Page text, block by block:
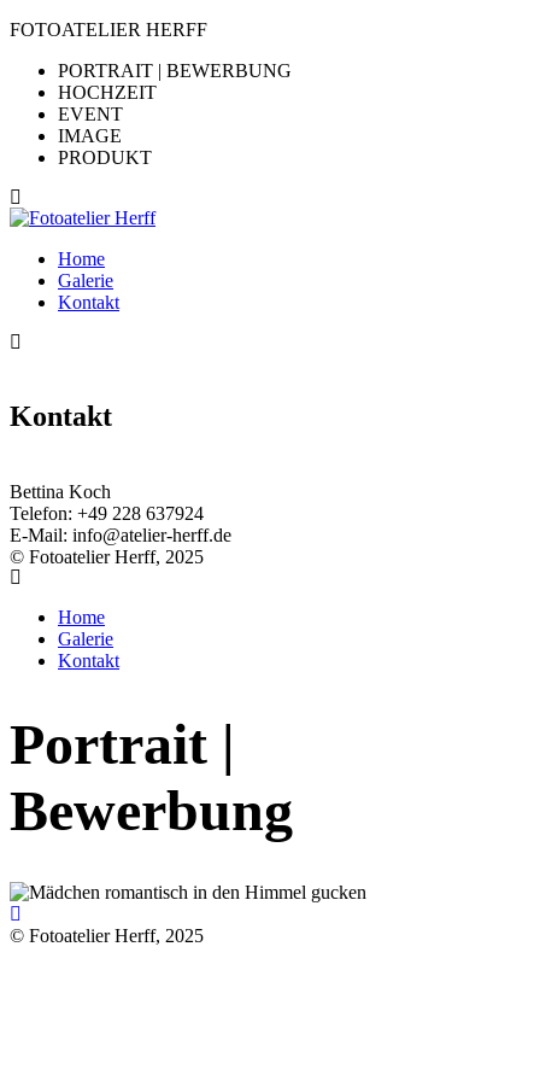
FOTOATELIER HERFF
PORTRAIT | BEWERBUNG
HOCHZEIT
EVENT
IMAGE
PRODUKT
Home
Galerie
Kontakt
Kontakt
Bettina Koch
Telefon: +49 228 637924
E-Mail: info@atelier-herff.de
© Fotoatelier Herff, 2025
Home
Galerie
Kontakt
Portrait |
Bewerbung
© Fotoatelier Herff, 2025